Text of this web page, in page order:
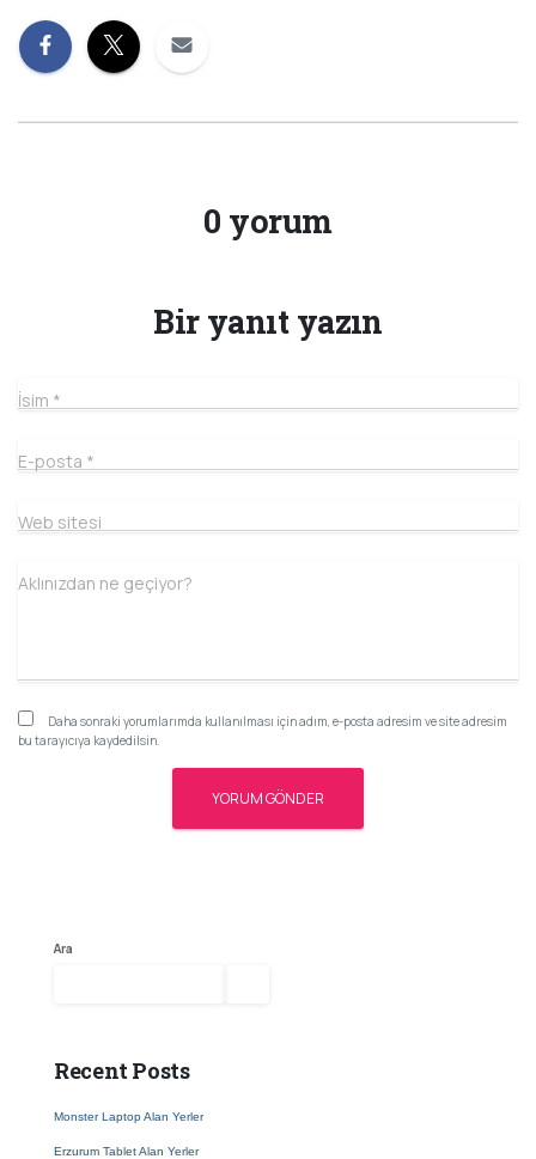
0 yorum
Bir yanıt yazın
İsim *
E-posta *
Web sitesi
Aklınızdan ne geçiyor?
Daha sonraki yorumlarımda kullanılması için adım, e-posta adresim ve site adresim
bu tarayıcıya kaydedilsin.
Ara
Recent Posts
Monster Laptop Alan Yerler
Erzurum Tablet Alan Yerler